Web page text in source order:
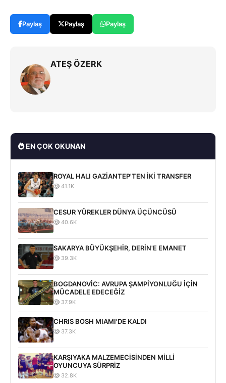
Paylaş Paylaş Paylaş
ATEŞ ÖZERK
EN ÇOK OKUNAN
ROYAL HALI GAZİANTEP'TEN İKİ TRANSFER
41.1K
CESUR YÜREKLER DÜNYA ÜÇÜNCÜSÜ
40.6K
SAKARYA BÜYÜKŞEHİR, DERİN'E EMANET
39.3K
BOGDANOVİC: AVRUPA ŞAMPİYONLUĞU İÇİN
MÜCADELE EDECEĞİZ
37.9K
CHRIS BOSH MIAMI'DE KALDI
37.3K
KARŞIYAKA MALZEMECİSİNDEN MİLLİ
OYUNCUYA SÜRPRİZ
32.8K